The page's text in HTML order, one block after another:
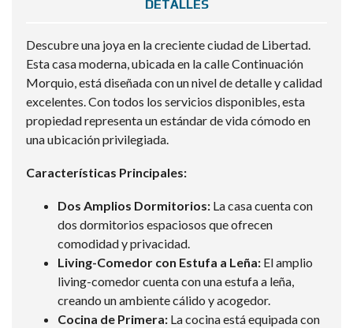
DETALLES
Descubre una joya en la creciente ciudad de Libertad.
Esta casa moderna, ubicada en la calle Continuación
Morquio, está diseñada con un nivel de detalle y calidad
excelentes. Con todos los servicios disponibles, esta
propiedad representa un estándar de vida cómodo en
una ubicación privilegiada.
Características Principales:
Dos Amplios Dormitorios: La casa cuenta con
dos dormitorios espaciosos que ofrecen
comodidad y privacidad.
Living-Comedor con Estufa a Leña: El amplio
living-comedor cuenta con una estufa a leña,
creando un ambiente cálido y acogedor.
Cocina de Primera: La cocina está equipada con